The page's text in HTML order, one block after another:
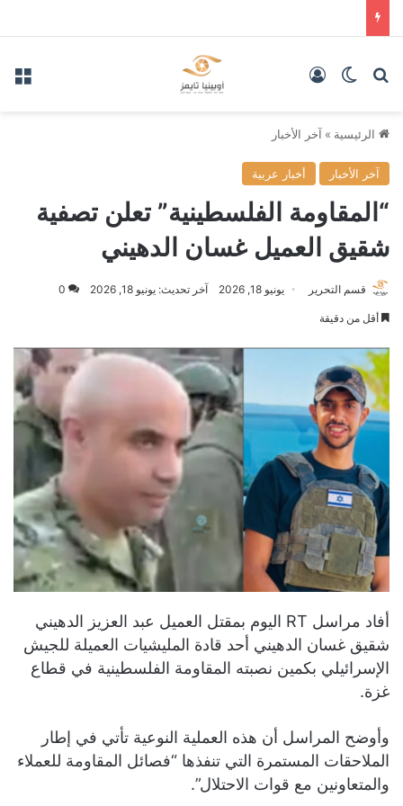
بحث عنالوضع المظلم
الرئيسية » آخر الأخبار
آخر الأخبار أخبار عربية
“المقاومة الفلسطينية” تعلن تصفية
شقيق العميل غسان الدهيني
قسم التحرير يونيو 18, 2026 آخر تحديث: يونيو 18, 2026 0
أقل من دقيقة
أفاد مراسل RT اليوم بمقتل العميل عبد العزيز الدهيني
شقيق غسان الدهيني أحد قادة المليشيات العميلة للجيش
الإسرائيلي بكمين نصبته المقاومة الفلسطينية في قطاع
غزة.
وأوضح المراسل أن هذه العملية النوعية تأتي في إطار
الملاحقات المستمرة التي تنفذها “فصائل المقاومة للعملاء
والمتعاونين مع قوات الاحتلال”.